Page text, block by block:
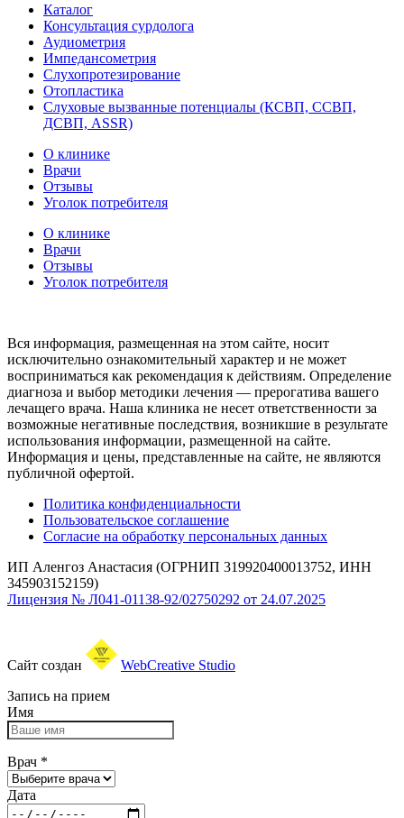
Каталог
Консультация сурдолога
Аудиометрия
Импедансометрия
Слухопротезирование
Отопластика
Слуховые вызванные потенциалы (КСВП, ССВП,
ДСВП, ASSR)
О клинике
Врачи
Отзывы
Уголок потребителя
О клинике
Врачи
Отзывы
Уголок потребителя
Вся информация, размещенная на этом сайте, носит
исключительно ознакомительный характер и не может
восприниматься как рекомендация к действиям. Определение
диагноза и выбор методики лечения — прерогатива вашего
лечащего врача. Наша клиника не несет ответственности за
возможные негативные последствия, возникшие в результате
использования информации, размещенной на сайте.
Информация и цены, представленные на сайте, не являются
публичной офертой.
Политика конфиденциальности
Пользовательское соглашение
Согласие на обработку персональных данных
ИП Аленгоз Анастасия (ОГРНИП 319920400013752, ИНН
345903152159)
Лицензия № Л041-01138-92/02750292 от 24.07.2025
Сайт создан
WebCreative Studio
Запись на прием
Имя
Врач *
Дата